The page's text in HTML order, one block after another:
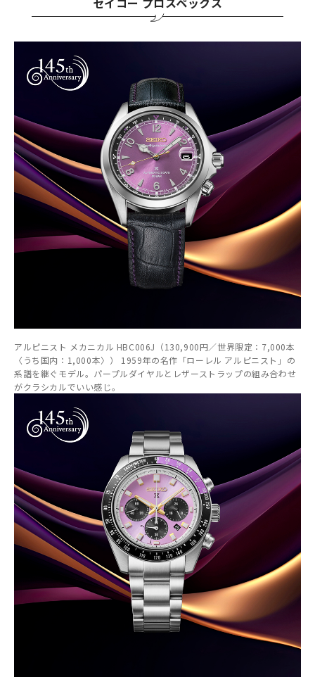
アルピニスト メカニカル HBC006J（130,900円／世界限定：7,000本
〈うち国内：1,000本〉） 1959年の名作「ローレル アルピニスト」の
系譜を継ぐモデル。パープルダイヤルとレザーストラップの組み合わせ
がクラシカルでいい感じ。